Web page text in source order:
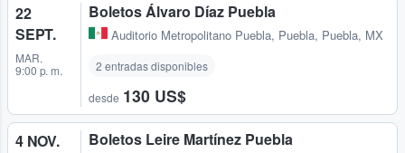
22
SEPT.
MAR.
9:00 p. m.
Boletos Álvaro Díaz Puebla
Auditorio Metropolitano Puebla, Puebla, Puebla, MX
2 entradas disponibles
desde 130 US$
4 NOV. Boletos Leire Martínez Puebla